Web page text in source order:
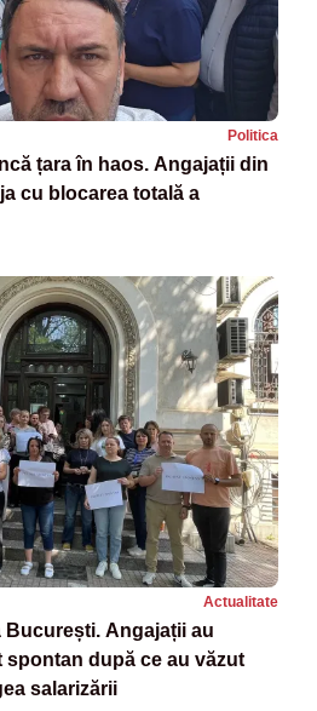
Politica
țara în haos. Angajații din
cu blocarea totală a
Actualitate
București. Angajații au
după ce au văzut
salarizării